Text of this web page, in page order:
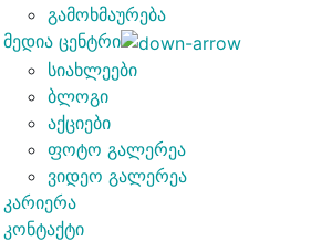
გამოხმაურება
მედია ცენტრი
სიახლეები
ბლოგი
აქციები
ფოტო გალერეა
ვიდეო გალერეა
კარიერა
კონტაქტი